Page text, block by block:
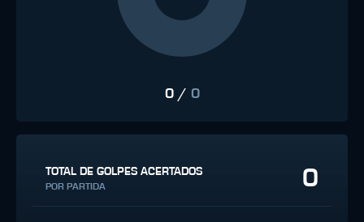
0/ 0
TOTAL DE GOLPES ACERTADOS
POR PARTIDA 0